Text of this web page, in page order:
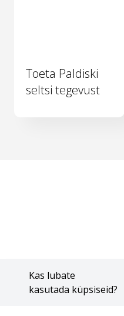
Kas lubate
kasutada küpsiseid?
Toeta Paldiski
seltsi tegevust